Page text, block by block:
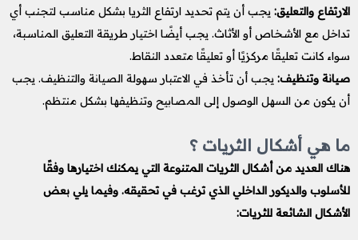
الارتفاع والتعليق: يجب أن يتم تحديد ارتفاع الثريا بشكل مناسب لتجنب أي
تداخل مع الأشخاص أو الأثاث. يجب أيضًا اختيار طريقة التعليق المناسبة،
سواء كانت تعليقًا مركزيًا أو تعليقًا متعدد النقاط.
صيانة وتنظيف: يجب أن تأخذ في الاعتبار سهولة الصيانة والتنظيف. يجب
أن يكون من السهل الوصول إلى المصابيح وتنظيفها بشكل منتظم.
ما هي أشكال الثريات ؟
هناك العديد من أشكال الثريات المتنوعة التي يمكنك اختيارها وفقًا
للأسلوب والديكور الداخلي الذي ترغب في تحقيقه. وفيما يلي بعض
الأشكال الشائعة للثريات: